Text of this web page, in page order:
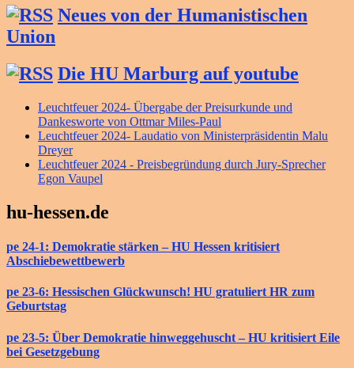
Neues von der Humanistischen
Union
Die HU Marburg auf youtube
Leuchtfeuer 2024- Übergabe der Preisurkunde und
Dankesworte von Ottmar Miles-Paul
Leuchtfeuer 2024- Laudatio von Ministerpräsidentin Malu
Dreyer
Leuchtfeuer 2024 - Preisbegründung durch Jury-Sprecher
Egon Vaupel
hu-hessen.de
pe 24-1: Demokratie stärken – HU Hessen kritisiert
Abschiebewettbewerb
pe 23-6: Hessischen Glückwunsch! HU gratuliert HR zum
Geburtstag
pe 23-5: Über Demokratie hinweggehuscht – HU kritisiert Eile
bei Gesetzgebung